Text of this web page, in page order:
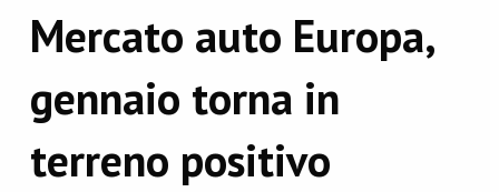
Mercato auto Europa,
gennaio torna in
terreno positivo